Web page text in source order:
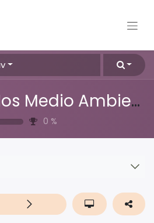
Education 'Nos Medio Ambiente'
0 %